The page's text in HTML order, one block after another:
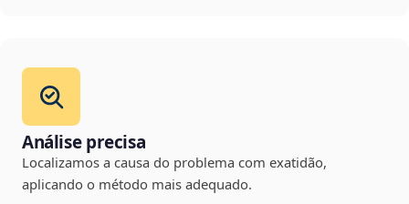
Análise precisa
Localizamos a causa do problema com exatidão,
aplicando o método mais adequado.